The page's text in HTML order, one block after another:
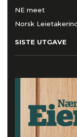
NE meet
Norsk
SISTE UTGAVE